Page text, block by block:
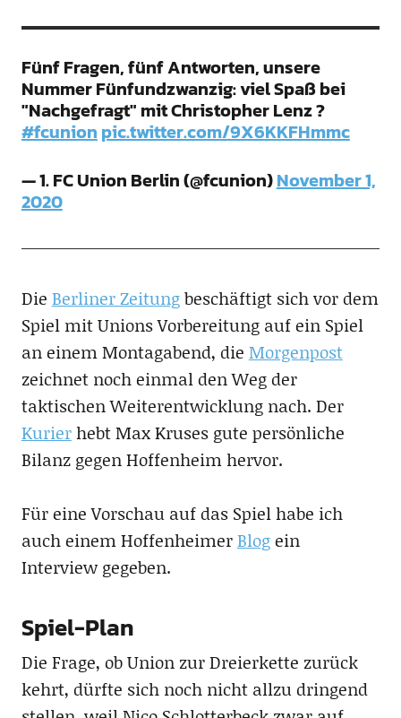
Fünf Fragen, fünf Antworten, unsere
Nummer Fünfundzwanzig: viel Spaß bei
"Nachgefragt" mit Christopher Lenz ?
#fcunionpic.twitter.com/9X6KKFHmmc
— 1. FC Union Berlin (@fcunion)November 1,
2020
Die Berliner Zeitungbeschäftigt sich vor dem
Spiel mit Unions Vorbereitung auf ein Spiel
an einem Montagabend, die Morgenpost
zeichnet noch einmal den Weg der
taktischen Weiterentwicklung nach. Der
Kurierhebt Max Kruses gute persönliche
Bilanz gegen Hoffenheim hervor.
Für eine Vorschau auf das Spiel habe ich
auch einem HoffenheimerBlogein
Interview gegeben.
Spiel-Plan
Die Frage, ob Union zur Dreierkette zurück
kehrt, dürfte sich noch nicht allzu dringend